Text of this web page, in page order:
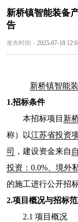
新桥镇智能装备
告
发布时间： 2025-07-18
新桥镇智能
1.招标条件
本招标项目 新
称）以江苏省投资
司
，建设资金来自
投资：0.0%、境外
的施工进行公开招
2.项目概况与招标范
2.1 项目概况